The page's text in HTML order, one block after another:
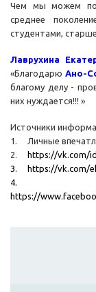
Чем мы можем
среднее
студентами,
Лаврухина
«Благодарю Ано-
благому делу -
них нуждается!!! »
Источники
1. Личные
2.
https://vk.com/
3.
https://vk.com/
4.
https://